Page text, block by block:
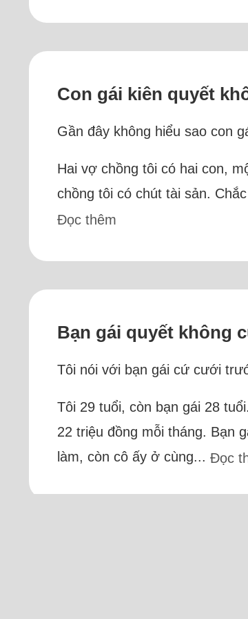
Con gái kiên quyết
Gần đây không hiểu sao con
Hai vợ chồng tôi có hai con,
chồng tôi có chút tài sản.
Đọc thêm
Bạn gái quyết không
Tôi nói với bạn gái cứ cưới
Tôi 29 tuổi, còn bạn gái 28
22 triệu đồng mỗi tháng. Bạn
làm, còn cô ấy ở cùng...Đọc